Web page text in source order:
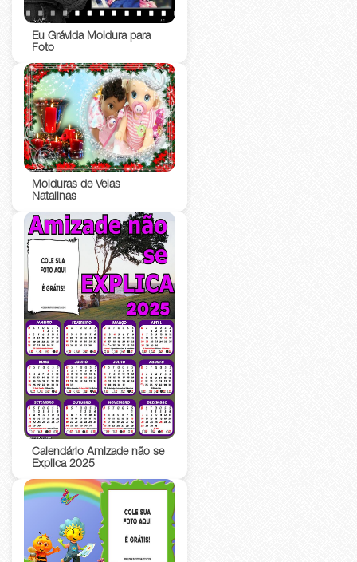
Eu Grávida Moldura para
Foto
Molduras de Velas
Natalinas
Calendário Amizade não se
Explica 2025